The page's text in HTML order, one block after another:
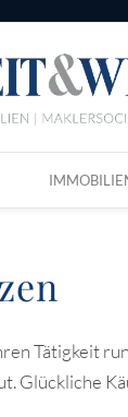
Tätigkeit
Glückliche